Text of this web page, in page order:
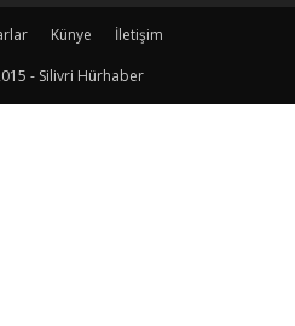
Künye
İletişim
- Silivri Hürhaber